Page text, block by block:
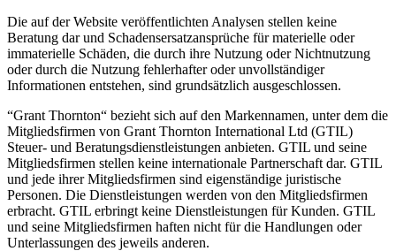
Die auf der Website veröffentlichten Analysen stellen keine
Beratung dar und Schadensersatzansprüche für materielle oder
immaterielle Schäden, die durch ihre Nutzung oder Nichtnutzung
oder durch die Nutzung fehlerhafter oder unvollständiger
Informationen entstehen, sind grundsätzlich ausgeschlossen.
“Grant Thornton“ bezieht sich auf den Markennamen, unter dem die
Mitgliedsfirmen von Grant Thornton International Ltd (GTIL)
Steuer- und Beratungsdienstleistungen anbieten. GTIL und seine
Mitgliedsfirmen stellen keine internationale Partnerschaft dar. GTIL
und jede ihrer Mitgliedsfirmen sind eigenständige juristische
Personen. Die Dienstleistungen werden von den Mitgliedsfirmen
erbracht. GTIL erbringt keine Dienstleistungen für Kunden. GTIL
und seine Mitgliedsfirmen haften nicht für die Handlungen oder
Unterlassungen des jeweils anderen.